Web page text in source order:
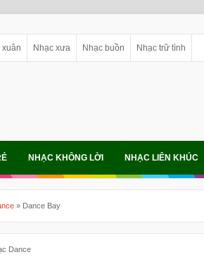
xuân Nhạc xưa Nhạc buồn Nhạc trữ tình
NHẠC KHÔNG LỜI NHẠC LIÊN KHÚC
» Dance Bay
Dance